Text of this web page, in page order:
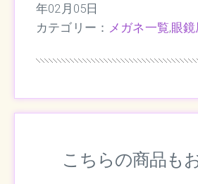
年02月05日
カテゴリー： メガネ一覧,眼鏡
こちらの商品も